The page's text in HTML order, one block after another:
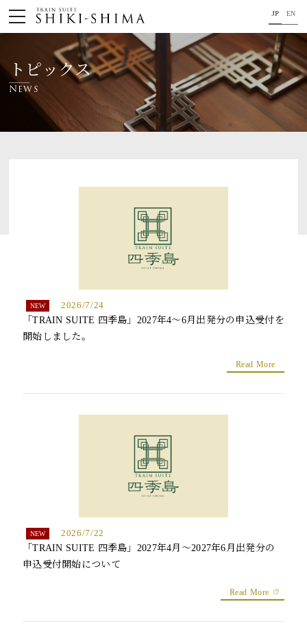
JP EN
車内のご紹介
旅の行程のご紹介
トピックス
よくあるお問い合わせ
Instagram
閉じる
トピックス
News
2026/7/24
「TRAIN SUITE 四季島」2027年4～6月出発分の申込受付を
開始しました。
Read More
2026/7/22
「TRAIN SUITE 四季島」2027年4月～2027年6月出発分の
申込受付開始について
Read More